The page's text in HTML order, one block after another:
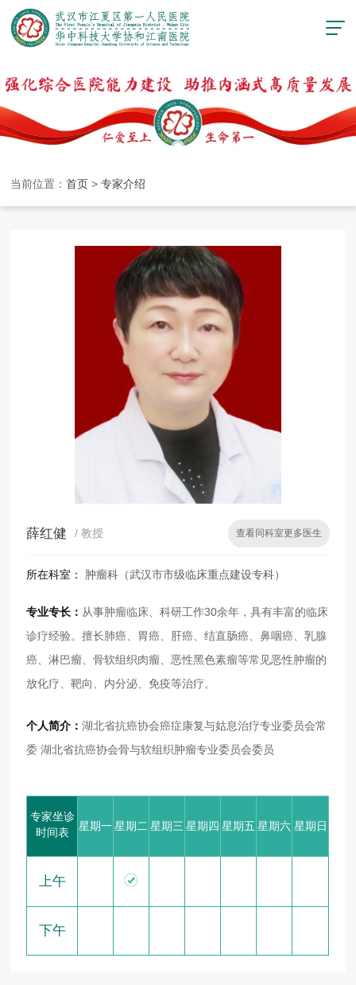
当前位置：首页 >专家介绍
查看同科室更多医生
薛红健 / 教授
所在科室： 肿瘤科（武汉市市级临床重点建设专科）
专业专长： 从事肿瘤临床、科研工作30余年，具有丰富的临床
诊疗经验。擅长肺癌、胃癌、肝癌、结直肠癌、鼻咽癌、乳腺
癌、淋巴瘤、骨软组织肉瘤、恶性黑色素瘤等常见恶性肿瘤的
放化疗、靶向、内分泌、免疫等治疗。
个人简介：湖北省抗癌协会癌症康复与姑息治疗专业委员会常
委 湖北省抗癌协会骨与软组织肿瘤专业委员会委员
专家坐诊
时间表
星期一 星期二 星期三 星期四 星期五 星期六 星期日
上午 
下午